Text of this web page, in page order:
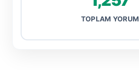
TOPLAM YORUM